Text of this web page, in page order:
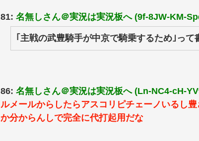
81: 名無しさん＠実況は実況板へ (9f-8JW-KM-
｢主戦の武豊騎手が中京で騎乗するため｣っ
86: 名無しさん＠実況は実況板へ (Ln-NC4-cH-
ルメールからしたらアスコリピチェーノいるし
か分からんしで完全に代打起用だな